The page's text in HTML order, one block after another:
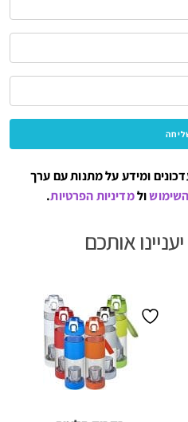
ומידע על מתנות עם ערך
ולמדיניות הפרטיות.
אותכם